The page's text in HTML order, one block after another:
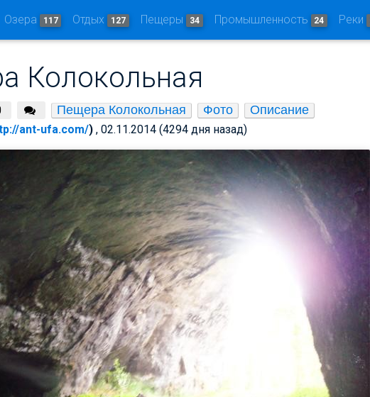
Озера 117 Отдых 127 Пещеры 34 Промышленность 24 Реки
Колокольная
Пещера Колокольная Фото Описание
ant-ufa.com/) , 02.11.2014 (4294 дня назад)